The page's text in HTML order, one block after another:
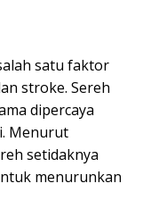
satu faktor
stroke. Sereh
dipercaya
Menurut
setidaknya
menurunkan